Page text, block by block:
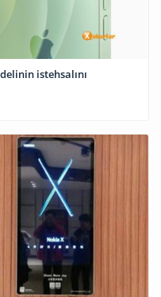
istehsalını